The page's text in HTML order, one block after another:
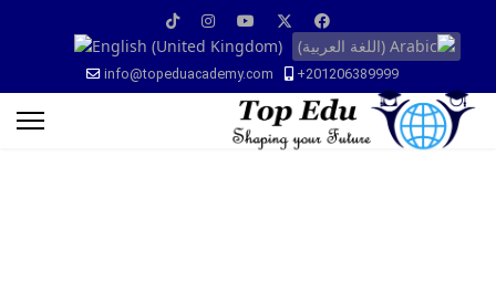
+201206389999
info@topeduacademy.com